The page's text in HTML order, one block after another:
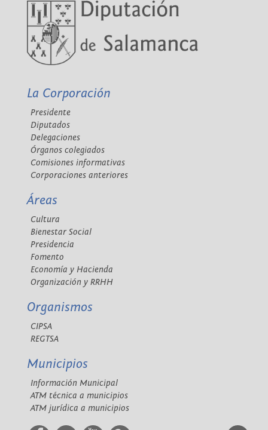
La Corporación
Presidente
Diputados
Delegaciones
Órganos colegiados
Comisiones informativas
Corporaciones anteriores
Áreas
Cultura
Bienestar Social
Presidencia
Fomento
Economía y Hacienda
Organización y RRHH
Organismos
CIPSA
REGTSA
Municipios
Información Municipal
ATM técnica a municipios
ATM jurídica a municipios